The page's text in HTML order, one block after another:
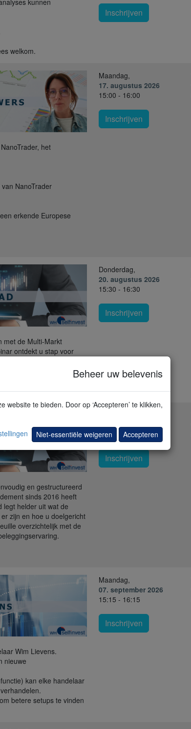
welkom.
Inschrijven
het
NanoTrader
erkende Europese
Maandag,
17. augustus 2026
15:00 - 16:00
Inschrijven
met de Multi-Markt
ontdekt u stap voor
u een order plaatst en
letten. Ideaal voor
willen zetten.
Donderdag,
20. augustus 2026
15:30 - 16:30
Inschrijven
en gestructureerd
sinds 2016 heeft
legt helder uit wat de
zijn en hoe u doelgericht
overzichtelijk met de
15:30 - 16:30
Inschrijven
Wim Lievens.
nieuwe
kan elke handelaar
betere setups te vinden
Maandag,
07. september 2026
15:15 - 16:15
Inschrijven
Beheer uw belevenis
te bieden. Door op ‘Accepteren’ te klikken,
Niet-essentiële weigeren Accepteren